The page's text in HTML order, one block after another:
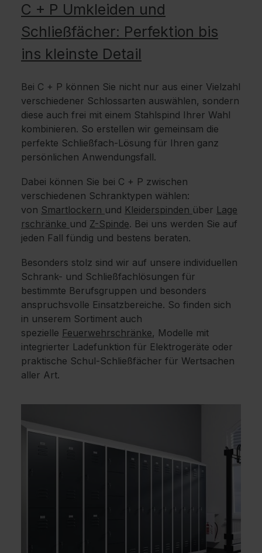
C + P Umkleiden und
Schließfächer: Perfektion bis
ins kleinste Detail
Bei C + P können Sie nicht nur aus einer Vielzahl
verschiedener Schlossarten auswählen, sondern
diese auch frei mit einem Stahlspind Ihrer Wahl
kombinieren. So erstellen wir gemeinsam die
perfekte Schließfach-Lösung für Ihren ganz
persönlichen Anwendungsfall.
Dabei können Sie bei C + P zwischen
verschiedenen Schranktypen wählen:
von Smartlockern und Kleiderspinden über Lage
rschränke und Z-Spinde. Bei uns werden Sie auf
jeden Fall fündig und bestens beraten.
Besonders stolz sind wir auf unsere individuellen
Schrank- und Schließfachlösungen für
bestimmte Berufsgruppen und besonders
anspruchsvolle Einsatzbereiche. So finden sich
in unserem Sortiment auch
spezielle Feuerwehrschränke, Modelle mit
integrierter Ladefunktion für Elektrogeräte oder
praktische Schul-Schließfächer für Wertsachen
aller Art.